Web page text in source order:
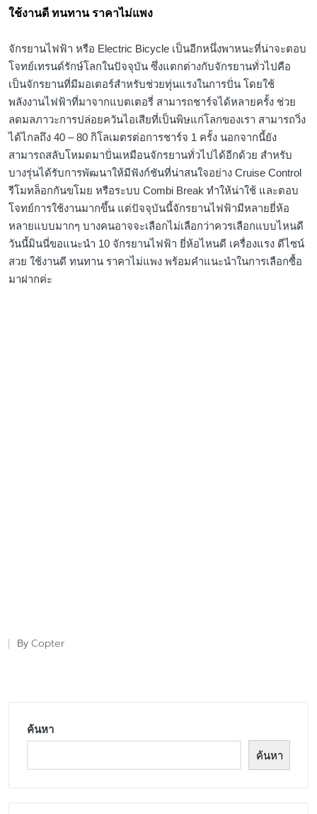
ใช้งานดี ทนทาน ราคาไม่แพง
จักรยานไฟฟ้า หรือ Electric Bicycle เป็นอีกหนึ่งพาหนะที่น่าจะตอบ
โจทย์เทรนด์รักษ์โลกในปัจจุบัน ซึ่งแตกต่างกับจักรยานทั่วไปคือ
เป็นจักรยานที่มีมอเตอร์สำหรับช่วยทุ่นแรงในการปั่น โดยใช้
พลังงานไฟฟ้าที่มาจากแบตเตอรี่ สามารถชาร์จได้หลายครั้ง ช่วย
ลดมลภาวะการปล่อยควันไอเสียที่เป็นพิษแก่โลกของเรา สามารถวิ่ง
ได้ไกลถึง 40 – 80 กิโลเมตรต่อการชาร์จ 1 ครั้ง นอกจากนี้ยัง
สามารถสลับโหมดมาปั่นเหมือนจักรยานทั่วไปได้อีกด้วย สำหรับ
บางรุ่นได้รับการพัฒนาให้มีฟังก์ชันที่น่าสนใจอย่าง Cruise Control
รีโมทล็อกกันขโมย หรือระบบ Combi Break ทำให้น่าใช้ และตอบ
โจทย์การใช้งานมากขึ้น แต่ปัจจุบันนี้จักรยานไฟฟ้ามีหลายยี่ห้อ
หลายแบบมากๆ บางคนอาจจะเลือกไม่เลือกว่าควรเลือกแบบไหนดี
วันนี้มินนี่ขอแนะนำ 10 จักรยานไฟฟ้า ยี่ห้อไหนดี เครื่องแรง ดีไซน์
สวย ใช้งานดี ทนทาน ราคาไม่แพง พร้อมคำแนะนำในการเลือกซื้อ
มาฝากค่ะ
Posted
By Copter
ค้นหา
ค้นหา